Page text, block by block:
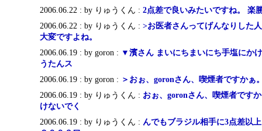
2006.06.22 : by りゅうくん : 2点差で良いみたいですね。 楽
2006.06.22 : by りゅうくん : >お医者さんってげんなりした
大変ですよね。
2006.06.19 : by goron : ▼濱さん まいにちまいにち手塩にか
うたんス
2006.06.19 : by goron : ＞おぉ、goronさん、喫煙者ですかぁ
2006.06.19 : by りゅうくん : おぉ、goronさん、喫煙者です
けないでく
2006.06.19 : by りゅうくん : んでもブラジル相手に3点差以